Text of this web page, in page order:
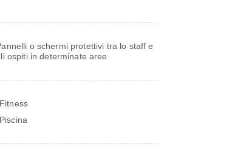
o schermi protettivi tra lo staff e
ospiti in determinate aree
Fitness
Piscina